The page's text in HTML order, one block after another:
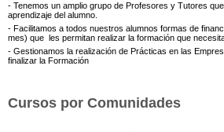
- Tenemos un amplio grupo de Profesores y Tutores
aprendizaje del alumno.
- Facilitamos a todos nuestros alumnos formas de
mes) que les permitan realizar la formación que
- Gestionamos la realización de Prácticas en las
finalizar la Formación
Cursos por Comunidades